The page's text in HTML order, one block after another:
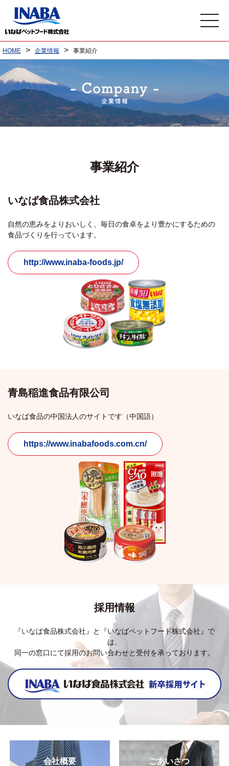
HOME > 企業情報 > 事業紹介
事業紹介
いなば食品株式会社
自然の恵みをよりおいしく、毎日の食卓をより豊かにするための
食品づくりを行っています。
http://www.inaba-foods.jp/
青島稲進食品有限公司
いなば食品の中国法人のサイトです（中国語）
https://www.inabafoods.com.cn/
採用情報
『いなば食品株式会社』と『いなばペットフード株式会社』で
は、
同一の窓口にて採用のお問い合わせと受付を承っております。
会社概要 ごあいさつ